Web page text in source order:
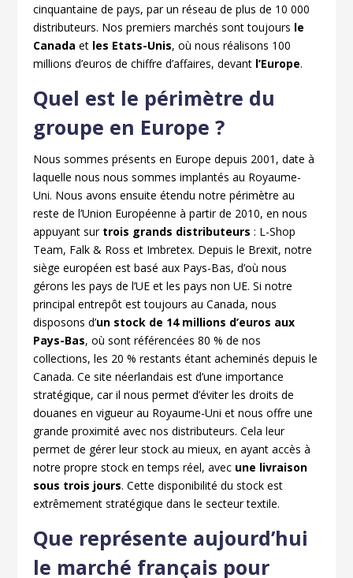
cinquantaine de pays, par un réseau de plus de 10 000
distributeurs. Nos premiers marchés sont toujours le
Canada et les Etats-Unis, où nous réalisons 100
millions d’euros de chiffre d’affaires, devant l’Europe.
Quel est le périmètre du
groupe en Europe ?
Nous sommes présents en Europe depuis 2001, date à
laquelle nous nous sommes implantés au Royaume-
Uni. Nous avons ensuite étendu notre périmètre au
reste de l’Union Européenne à partir de 2010, en nous
appuyant sur trois grands distributeurs : L-Shop
Team, Falk & Ross et Imbretex. Depuis le Brexit, notre
siège européen est basé aux Pays-Bas, d’où nous
gérons les pays de l’UE et les pays non UE. Si notre
principal entrepôt est toujours au Canada, nous
disposons d’un stock de 14 millions d’euros aux
Pays-Bas, où sont référencées 80 % de nos
collections, les 20 % restants étant acheminés depuis le
Canada. Ce site néerlandais est d’une importance
stratégique, car il nous permet d’éviter les droits de
douanes en vigueur au Royaume-Uni et nous offre une
grande proximité avec nos distributeurs. Cela leur
permet de gérer leur stock au mieux, en ayant accès à
notre propre stock en temps réel, avec une livraison
sous trois jours. Cette disponibilité du stock est
extrêmement stratégique dans le secteur textile.
Que représente aujourd’hui
le marché français pour